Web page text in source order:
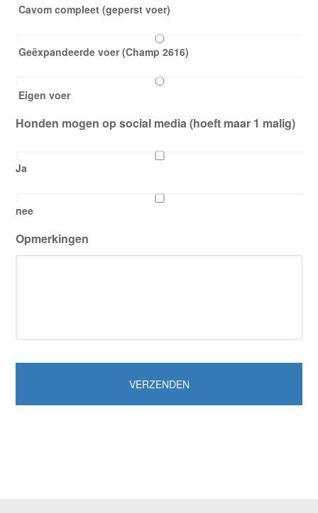
Cavom compleet (geperst voer)
Geëxpandeerde voer (Champ 2616)
Eigen voer
Honden mogen op social media (hoeft maar 1 malig)
Ja
nee
Opmerkingen